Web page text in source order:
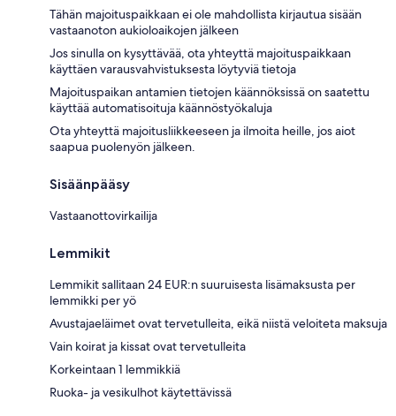
Tähän majoituspaikkaan ei ole mahdollista kirjautua sisään
vastaanoton aukioloaikojen jälkeen
Jos sinulla on kysyttävää, ota yhteyttä majoituspaikkaan
käyttäen varausvahvistuksesta löytyviä tietoja
Majoituspaikan antamien tietojen käännöksissä on saatettu
käyttää automatisoituja käännöstyökaluja
Ota yhteyttä majoitusliikkeeseen ja ilmoita heille, jos aiot
saapua puolenyön jälkeen.
Sisäänpääsy
Vastaanottovirkailija
Lemmikit
Lemmikit sallitaan 24 EUR:n suuruisesta lisämaksusta per
lemmikki per yö
Avustajaeläimet ovat tervetulleita, eikä niistä veloiteta maksuja
Vain koirat ja kissat ovat tervetulleita
Korkeintaan 1 lemmikkiä
Ruoka- ja vesikulhot käytettävissä